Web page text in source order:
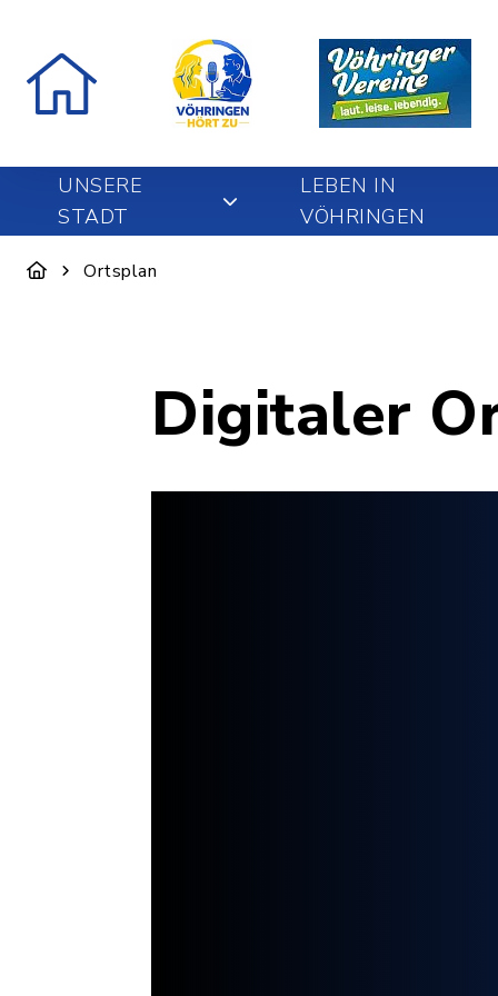
UNSERE
STADT
LEBEN IN
VÖHRINGEN
Ortsplan
Digitaler